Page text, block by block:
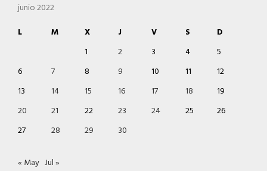
junio 2022
L
M X J V S
D
1
2 3 4
5
6
7 8 9 10 11
12
13
14 15 16 17 18
19
20
21 22 23 24 25
26
27
28 29 30
« May Jul »